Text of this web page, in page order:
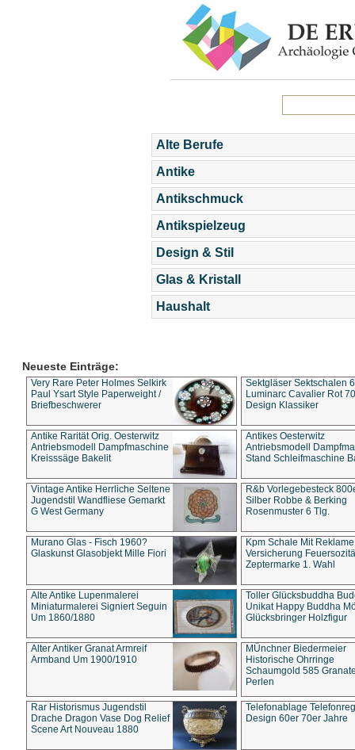
Alte Berufe
Antike
Antikschmuck
Antikspielzeug
Design & Stil
Glas & Kristall
Haushalt
Neueste Einträge:
Very Rare Peter Holmes Selkirk
Paul Ysart Style Paperweight /
Briefbeschwerer
Sektgläser Sektschalen
Luminarc Cavalier Rot
Design Klassiker
Antike Rarität Orig. Oesterwitz
Antriebsmodell Dampfmaschine
Kreisssäge Bakelit
Antikes Oesterwitz
Antriebsmodell
Stand Schleifmaschine
Vintage Antike Herrliche Seltene
Jugendstil Wandfliese Gemarkt
G West Germany
R&b Vorlegebesteck
Silber Robbe & Berking
Rosenmuster 6 Tlg.
Murano Glas - Fisch 1960?
Glaskunst Glasobjekt Mille Fiori
Kpm Schale Mit Reklame
Versicherung
Zeptermarke 1. Wahl
Alte Antike Lupenmalerei
Miniaturmalerei Signiert Seguin
Um 1860/1880
Toller Glücksbuddha
Unikat Happy Buddha
Glücksbringer Holzfigur
Alter Antiker Granat Armreif
Armband Um 1900/1910
MÜnchner Biedermeier
Historische Ohrringe
Schaumgold 585
Perlen
Rar Historismus Jugendstil
Drache Dragon Vase Dog Relief
Scene Art Nouveau 1880
Telefonablage
Design 60er 70er Jahre